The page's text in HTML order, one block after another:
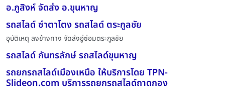
อ.ภูสิงห์ จัดส่ง อ.ขุนหาญ
รถสไลด์ ซำตาโตง รถสไลด์ ตระกูลชัย
อุบัติเหตุ ลงข้างทาง จัดส่งอู่ซ่อมตระกูลชัย
รถสไลด์ กันทรลักษ์ รถสไลด์ขุนหาญ
รถยกรถสไลด์เมืองเหนือ ให้บริการโดย TPN-
Slideon.com บริการรถยกรถสไลด์ถาดกอง